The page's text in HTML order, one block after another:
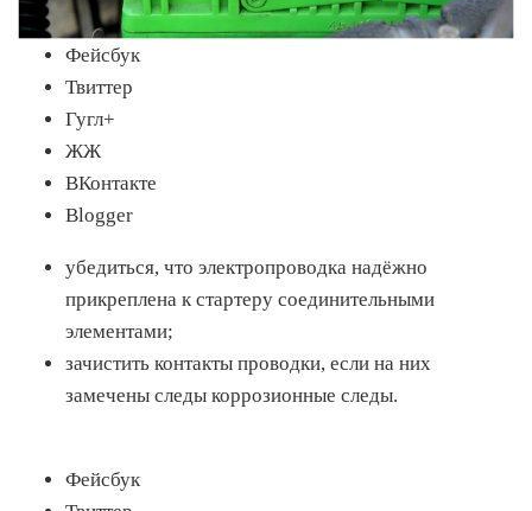
Фейсбук
Твиттер
Гугл+
ЖЖ
ВКонтакте
Blogger
убедиться, что электропроводка надёжно
прикреплена к стартеру соединительными
элементами;
зачистить контакты проводки, если на них
замечены следы коррозионные следы.
Фейсбук